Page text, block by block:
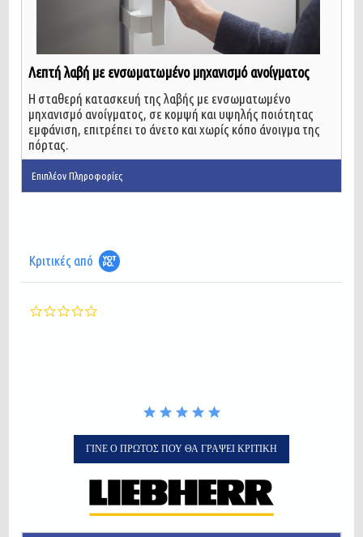
Λεπτή λαβή με ενσωματωμένο μηχανισμό ανοίγματος
Η σταθερή κατασκευή της λαβής με ενσωματωμένο
μηχανισμό ανοίγματος, σε κομψή και υψηλής ποιότητας
εμφάνιση, επιτρέπει το άνετο και χωρίς κόπο άνοιγμα της
πόρτας.
Επιπλέον Πληροφορίες
Κριτικές από
ΓΊΝΕ Ο ΠΡΏΤΟΣ ΠΟΥ ΘΑ ΓΡΆΨΕΙ ΚΡΙΤΙΚΉ